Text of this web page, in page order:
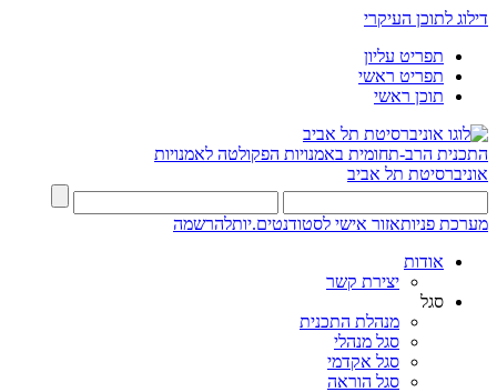
דילוג לתוכן העיקרי
תפריט עליון
תפריט ראשי
תוכן ראשי
התכנית הרב-תחומית באמנויות הפקולטה לאמנויות
אוניברסיטת תל אביב
מערכת פניותאזור אישי לסטודנטים.יותלהרשמה
אודות
יצירת קשר
סגל
מנהלת התכנית
סגל מנהלי
סגל אקדמי
סגל הוראה